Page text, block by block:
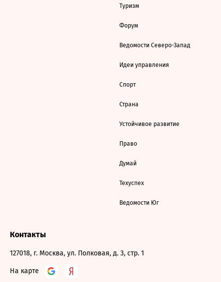
Туризм
Форум
Ведомости Северо-Запад
Идеи управления
Спорт
Страна
Устойчивое развитие
Право
Думай
Техуспех
Ведомости Юг
Контакты
127018, г. Москва, ул. Полковая, д. 3, стр. 1
На карте